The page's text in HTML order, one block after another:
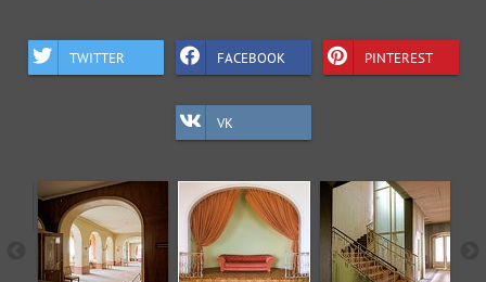
TWITTER FACEBOOK PINTEREST
VK